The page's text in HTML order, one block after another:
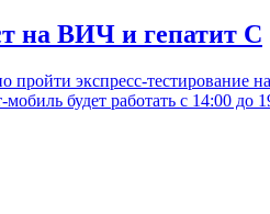
на ВИЧ и гепатит С
экспресс-тестирование
мобиль будет работать с